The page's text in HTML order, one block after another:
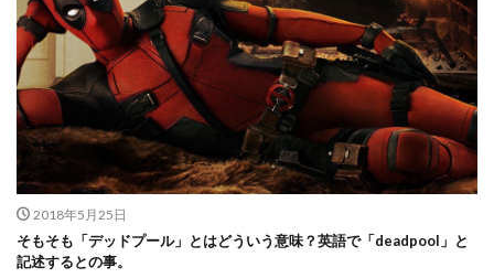
2018年5月25日
そもそも「デッドプール」とはどういう意味？英語で「deadpool」と
記述するとの事。